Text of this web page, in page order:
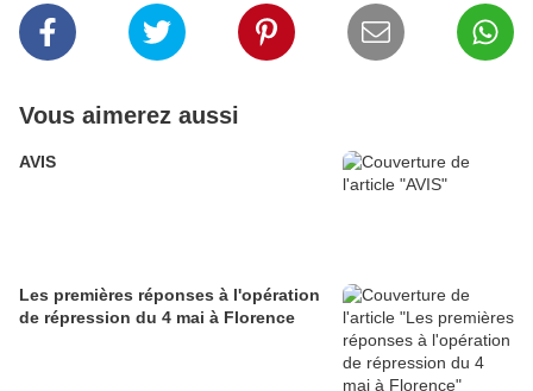
Vous aimerez aussi
AVIS
Les premières réponses à l'opération
de répression du 4 mai à Florence